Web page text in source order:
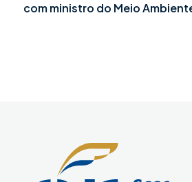
com ministro do Meio